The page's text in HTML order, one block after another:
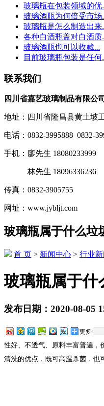
玻璃瓶在包装领域的优
玻璃酒瓶为何倍受市场
玻璃瓶是怎么制造出来
各种白酒瓶盖对白酒质
玻璃酒瓶也可以收藏...
目前玻璃瓶包装是任何
联系我们
四川省嘉艺玻璃制品有限公司
地址：四川省隆昌县黄土坡
电话：0832-3995888 0832-
手机：廖先生 18080233999
林先生 18096336236
传真：0832-3905755
网址：www.jybljt.com
玻璃瓶属于什么垃
首 页 > 新闻中心 > 行业新
玻璃瓶属于什
发布日期： 2020-08-05
更多
性好、不透气、原料丰富普遍，
清洗的优点，既可高温杀菌，也